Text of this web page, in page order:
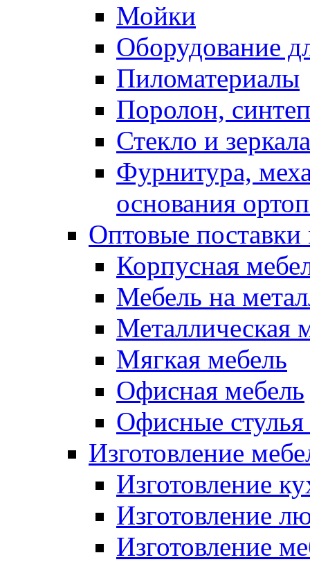
Мойки
Оборудование
Пиломатериалы
Поролон,
Стекло и зеркала
Фурнитура,
основания
Оптовые поставки
Корпусная
Мебель на
Металлическая
Мягкая мебель
Офисная мебель
Офисные стулья
Изготовление
Изготовление
Изготовление
Изготовление